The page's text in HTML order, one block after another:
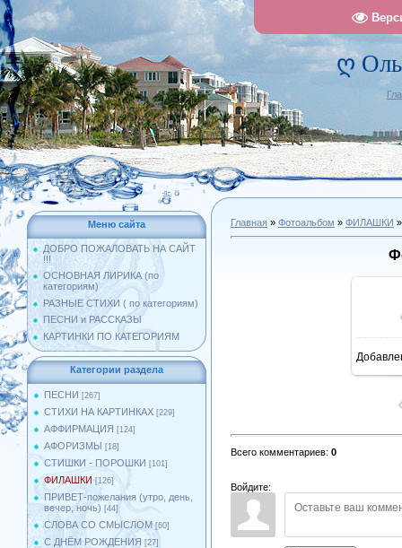
ღ
Меню сайта
ДОБРО ПОЖАЛОВАТЬ НА САЙТ
!!!
ОСНОВНАЯ ЛИРИКА (по
категориям)
РАЗНЫЕ СТИХИ ( по категориям)
ПЕСНИ и РАССКАЗЫ
КАРТИНКИ ПО КАТЕГОРИЯМ
Категории раздела
ПЕСНИ [267]
СТИХИ НА КАРТИНКАХ [229]
АФФИРМАЦИЯ [124]
АФОРИЗМЫ [18]
СТИШКИ - ПОРОШКИ [101]
ФИЛАШКИ [126]
ПРИВЕТ-пожелания (утро, день,
вечер, ночь) [44]
СЛОВА СО СМЫСЛОМ [60]
С ДНЁМ РОЖДЕНИЯ [27]
Главная » Фотоальбом » ФИЛАШКИ
Всего комментариев: 0
Войдите: